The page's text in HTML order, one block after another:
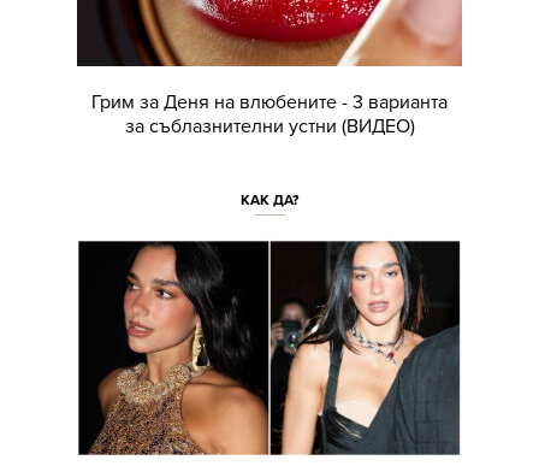
Грим за Деня на влюбените - 3 варианта
за съблазнителни устни (ВИДЕО)
КАК ДА?